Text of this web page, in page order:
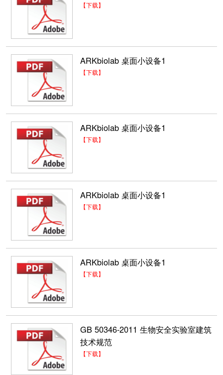
【下载】
ARKbiolab 桌面小设备1
【下载】
ARKbiolab 桌面小设备1
【下载】
ARKbiolab 桌面小设备1
【下载】
ARKbiolab 桌面小设备1
【下载】
GB 50346-2011 生物安全实验室建筑
技术规范
【下载】